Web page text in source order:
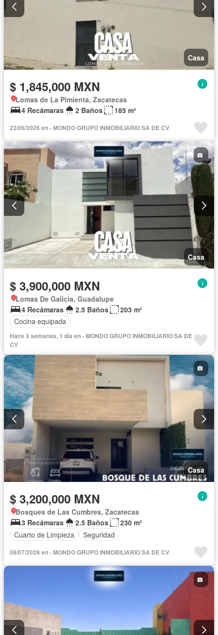
Casa
$ 1,845,000 MXN
Lomas de La Pimienta, Zacatecas
4 Recámaras
2 Baños 185 m²
22/06/2026 en - MONDO GRUPO INMOBILIARIO SA DE CV
Casa
$ 3,900,000 MXN
Lomas De Galicia, Guadalupe
4 Recámaras
2.5 Baños
203 m²
Cocina equipada
Hace 3 semanas, 1 día en - MONDO GRUPO INMOBILIARIO SA DE
CV
Casa
$ 3,200,000 MXN
Bosques de Las Cumbres, Zacatecas
3 Recámaras
2.5 Baños
230 m²
Cuarto de Limpieza
Seguridad
08/07/2026 en - MONDO GRUPO INMOBILIARIO SA DE CV